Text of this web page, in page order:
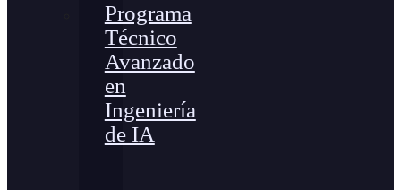
Programa
Técnico
Avanzado
en
Ingeniería
de IA